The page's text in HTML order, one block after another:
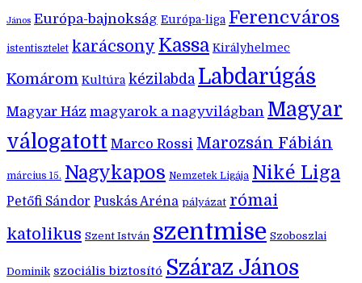
János Európa-bajnokság Európa-liga Ferencváros
istentisztelet karácsony Kassa Királyhelmec
Komárom Kultúra kézilabda Labdarúgás
Magyar Ház magyarok a nagyvilágban Magyar
válogatott Marco Rossi Marozsán Fábián
március 15. Nagykapos Nemzetek Ligája Niké Liga
Petőfi Sándor Puskás Aréna pályázat római
katolikus Szent István szentmise Szoboszlai
Dominik szociális biztosító Száraz János